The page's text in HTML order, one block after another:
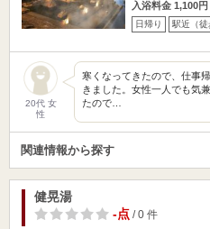
入浴料金 1,100円
日帰り 駅近（徒
20代 女
性
寒くなってきたので、仕事
きました。女性一人でも気
たので…
関連情報から探す
健晃湯
-点/ 0 件